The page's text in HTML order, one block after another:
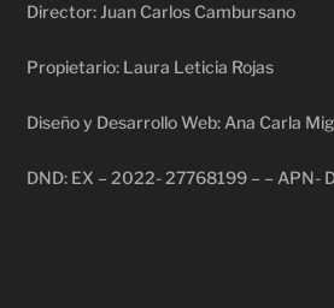
Director: Juan Carlos Cambursano
Propietario: Laura Leticia Rojas
Diseño y Desarrollo Web: Ana Carla
DND: EX – 2022- 27768199 – – APN-